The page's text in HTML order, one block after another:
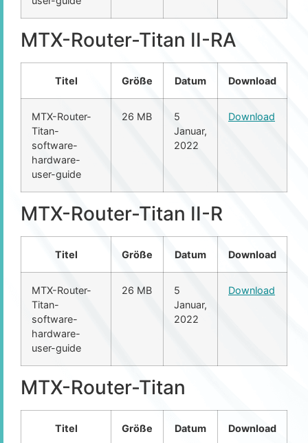
MTX-Router-Titan II-RA
Titel Größe Datum Download
MTX-Router-
Titan-
software-
hardware-
user-guide
26 MB
5
Januar,
2022
Download
MTX-Router-Titan II-R
Titel Größe Datum Download
MTX-Router-
Titan-
software-
hardware-
user-guide
26 MB
5
Januar,
2022
Download
MTX-Router-Titan
Titel Größe Datum Download